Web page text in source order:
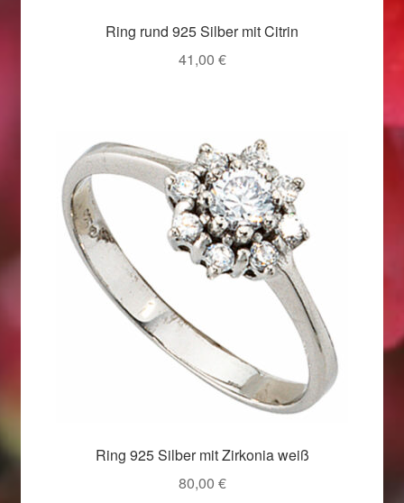
Weihnachtsangebote 2019
Widerrufsrecht
Woocommerce Predictive Search
Ring rund 925 Silber mit Citrin
41,00 €
Ring 925 Silber mit Zirkonia weiß
80,00 €